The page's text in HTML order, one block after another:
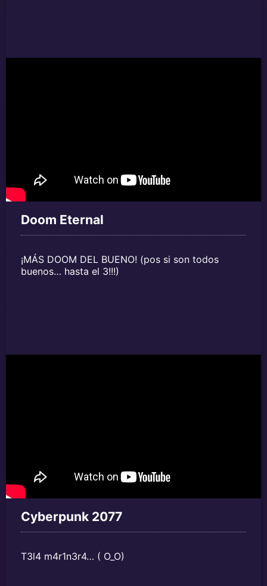
Doom Eternal
¡MÁS DOOM DEL BUENO! (pos si son todos
buenos… hasta el 3!!!)
Cyberpunk 2077
T3l4 m4r1n3r4… ( O_O)